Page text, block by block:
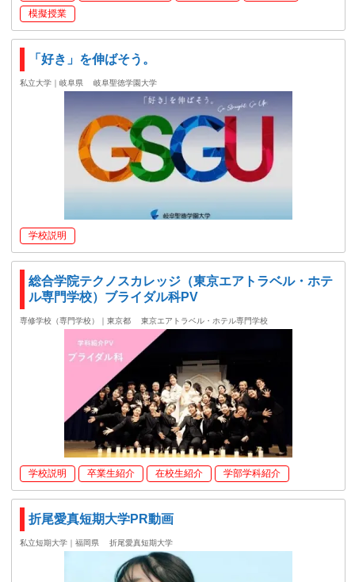
模擬授業
「好き」を伸ばそう。
私立大学｜岐阜県 岐阜聖徳学園大学
学校説明
総合学院テクノスカレッジ（東京エアトラベル・ホテ
ル専門学校）ブライダル科PV
専修学校（専門学校）｜東京都 東京エアトラベル・ホテル専門学校
学校説明 卒業生紹介 在校生紹介 学部学科紹介
折尾愛真短期大学PR動画
私立短期大学｜福岡県 折尾愛真短期大学